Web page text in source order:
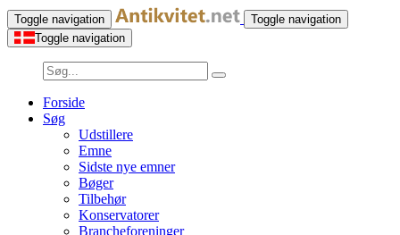
Toggle navigation
Toggle navigation
Toggle navigation
Forside
Søg
Udstillere
Emne
Sidste nye emner
Bøger
Tilbehør
Konservatorer
Brancheforeninger